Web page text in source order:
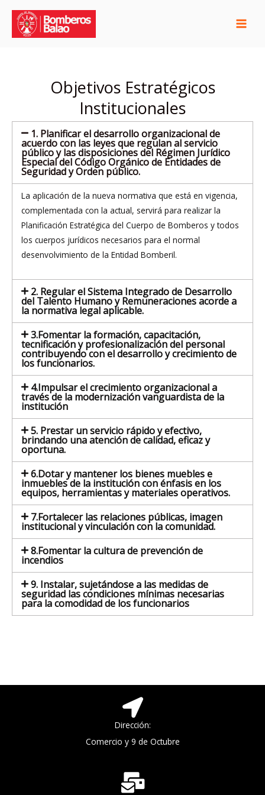
contenido
Objetivos Estratégicos
Institucionales
1. Planificar el desarrollo organizacional de
acuerdo con las leyes que regulan al servicio
público y las disposiciones del Régimen Jurídico
Especial del Código Orgánico de Entidades de
Seguridad y Orden público.
La aplicación de la nueva normativa que está en vigencia,
complementada con la actual, servirá para realizar la
Planificación Estratégica del Cuerpo de Bomberos y todos
los cuerpos jurídicos necesarios para el normal
desenvolvimiento de la Entidad Bomberil.
2. Regular el Sistema Integrado de Desarrollo
del Talento Humano y Remuneraciones acorde a
la normativa legal aplicable.
3.Fomentar la formación, capacitación,
tecnificación y profesionalización del personal
contribuyendo con el desarrollo y crecimiento de
los funcionarios.
4.Impulsar el crecimiento organizacional a
través de la modernización vanguardista de la
institución
5. Prestar un servicio rápido y efectivo,
brindando una atención de calidad, eficaz y
oportuna.
6.Dotar y mantener los bienes muebles e
inmuebles de la institución con énfasis en los
equipos, herramientas y materiales operativos.
7.Fortalecer las relaciones públicas, imagen
institucional y vinculación con la comunidad.
8.Fomentar la cultura de prevención de
incendios
9. Instalar, sujetándose a las medidas de
seguridad las condiciones mínimas necesarias
para la comodidad de los funcionarios
Dirección:
Comercio y 9 de Octubre